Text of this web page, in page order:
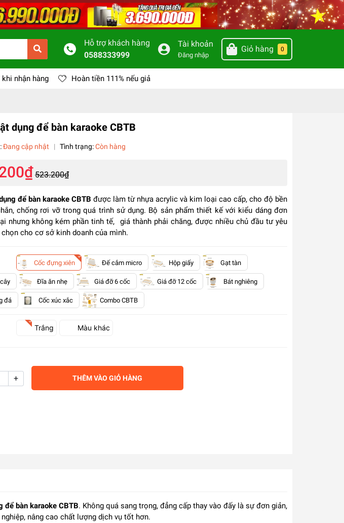
Hỗ trợ khách hàng
0588333999
Tài khoản
Đăng nhập
Giỏ hàng 0
nhận hàng Hoàn tiền 111% nếu giả
dụng để bàn karaoke CBTB
Đang cập nhật | Tình trạng:Còn hàng
523.200₫
để bàn karaoke CBTB được làm từ nhựa acrylic và kim loại cao cấp, cho độ bền
chống rơi vỡ trong quá trình sử dụng. Bộ sản phẩm thiết kế với kiểu dáng đơn
nhưng không kém phần tinh tế, giá thành phải chăng, được nhiều chủ đầu tư yêu
cho cơ sở kinh doanh của mình.
Cốc đựng xiên Đế cắm micro Hộp giấy Gạt tàn
Đĩa ăn nhẹ Giá đỡ 6 cốc Giá đỡ 12 cốc Bát nghiêng
đá Cốc xúc xắc Combo CBTB
Trắng Màu khác
+ THÊM VÀO GIỎ HÀNG
để bàn karaoke CBTB. Không quá sang trọng, đẳng cấp thay vào đấy là sự đơn giản,
nâng cao chất lượng dịch vụ tốt hơn.